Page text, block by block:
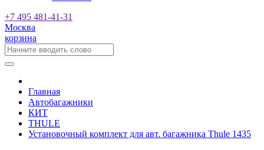
+7 495 481-41-31
Москва
корзина
Главная
Автобагажники
КИТ
THULE
Установочный комплект для авт. багажника Thule 1435